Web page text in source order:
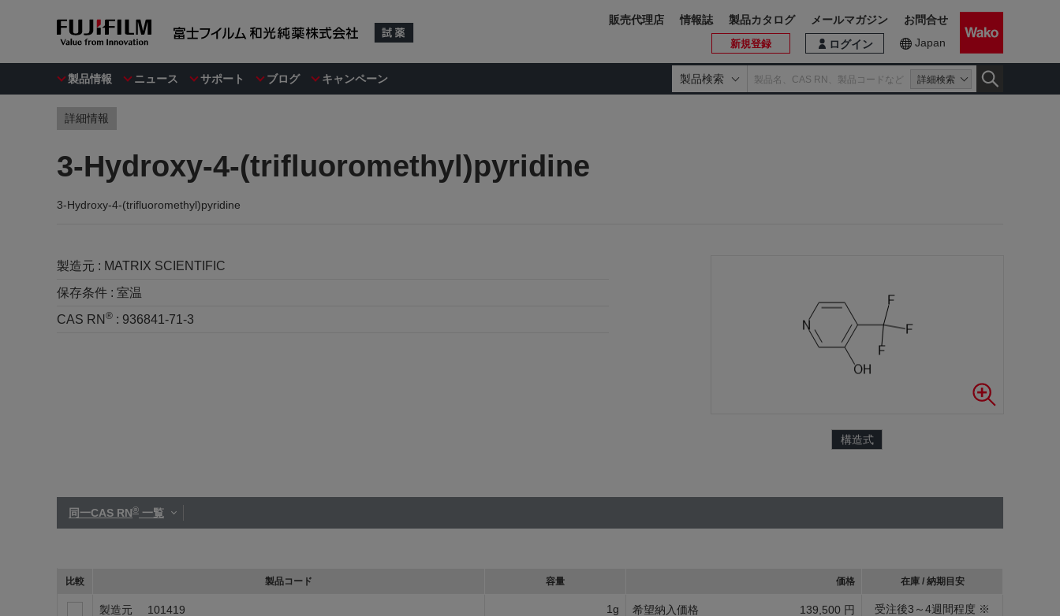
製品情報 ニュース サポート ブログ キャンペーン 製品検索 詳細検索
ログイン
新規登録 Japan
販売代理店 情報誌 製品カタログ メールマガジン お問合せ
詳細情報
3-Hydroxy-4-(trifluoromethyl)pyridine
3-Hydroxy-4-(trifluoromethyl)pyridine
製造元 : MATRIX SCIENTIFIC
保存条件 : 室温
CAS RN ® : 936841-71-3
構造式
同一CAS RN® 一覧
比較 製品コード 容量 価格 在庫 / 納期目安
製造元 101419 1g 希望納入価格 139,500 円 受注後3～4週間程度 ※